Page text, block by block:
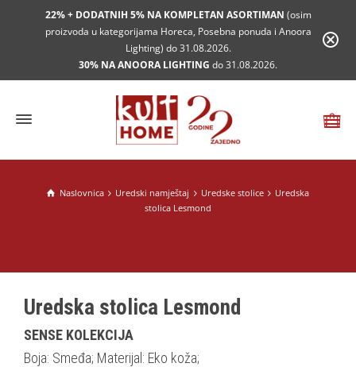
22% + DODATNIH 5% NA KOMPLETAN ASORTIMAN (osim
proizvoda u kategorijama Horeca, Posebna ponuda i Anoora
Lighting) do 31.08.2026.
30% NA ANOORA LIGHTING do 31.08.2026.
Naslovnica Uredski namještaj Uredske stolice
Uredska
stolica Lesmond
Uredska stolica Lesmond
SENSE KOLEKCIJA
Boja: Smeđa; Materijal: Eko koža;